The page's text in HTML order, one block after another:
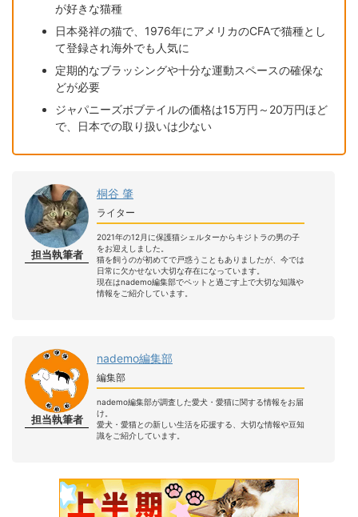
が好きな猫種
日本発祥の猫で、1976年にアメリカのCFAで猫種とし
て登録され海外でも人気に
定期的なブラッシングや十分な運動スペースの確保な
どが必要
ジャパニーズボブテイルの価格は15万円～20万円ほど
で、日本での取り扱いは少ない
担当執筆者
桐谷 肇
ライター
2021年の12月に保護猫シェルターからキジトラの男の子
をお迎えしました。
猫を飼うのが初めてで戸惑うこともありましたが、今では
日常に欠かせない大切な存在になっています。
現在はnademo編集部でペットと過ごす上で大切な知識や
情報をご紹介しています。
担当執筆者
nademo編集部
編集部
nademo編集部が調査した愛犬・愛猫に関する情報をお届
け。
愛犬・愛猫との新しい生活を応援する、大切な情報や豆知
識をご紹介しています。